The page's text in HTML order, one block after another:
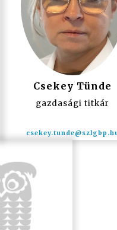
Csekey Tünde
gazdasági titkár